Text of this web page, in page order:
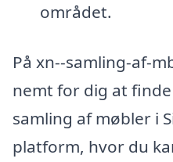
området.
På xn--samling-af-
nemt for dig at
samling af møbler i
platform, hvor du